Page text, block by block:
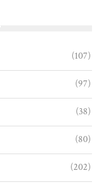
(107)
(97)
(38)
(80)
(202)